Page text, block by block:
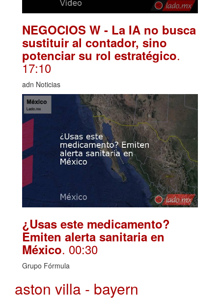
NEGOCIOS W - La IA no busca
sustituir al contador, sino
potenciar su rol estratégico.
17:10
adn Noticias
¿Usas este medicamento?
Emiten alerta sanitaria en
México. 00:30
Grupo Fórmula
aston villa - bayern